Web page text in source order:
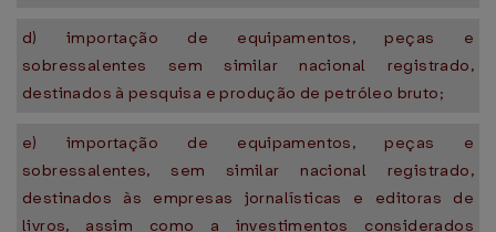
d) importação de equipamentos, peças e
sobressalentes sem similar nacional registrado,
destinados à pesquisa e produção de petróleo bruto;
e) importação de equipamentos, peças e
sobressalentes, sem similar nacional registrado,
destinados às empresas jornalísticas e editoras de
livros, assim como a investimentos considerados